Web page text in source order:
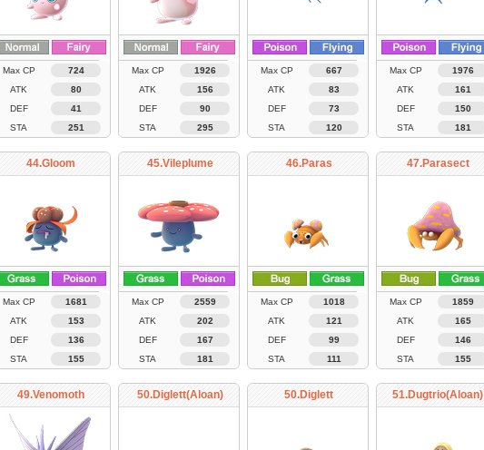
Max CP
724
ATK
80
DEF
41
STA
251
Max CP
1926
ATK
156
DEF
90
STA
295
Max CP
667
ATK
83
DEF
73
STA
120
Max CP
1976
ATK
161
DEF
150
STA
181
44.Gloom
Max CP
1681
ATK
153
DEF
136
STA
155
45.Vileplume
Max CP
2559
ATK
202
DEF
167
STA
181
46.Paras
Max CP
1018
ATK
121
DEF
99
STA
111
47.Parasect
Max CP
1859
ATK
165
DEF
146
STA
155
49.Venomoth 50.Diglett(Aloan) 50.Diglett 51.Dugtrio(Aloan)